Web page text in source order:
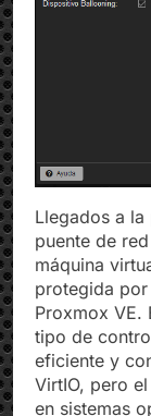
Llegados a la
puente de
máquina
protegida
Proxmox VE.
tipo de
eficiente y
VirtIO, pero